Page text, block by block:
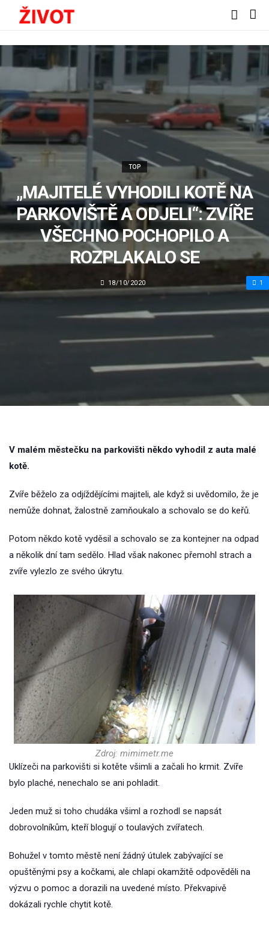
TOP
„MAJITELÉ VYHODILI KOTĚ NA
PARKOVIŠTĚ A ODJELI“: ZVÍŘE
VŠECHNO POCHOPILO A
ROZPLAKALO SE
18/10/2020 1
V malém městečku na parkovišti někdo vyhodil z auta malé
kotě.
Zvíře běželo za odjíždějícími majiteli, ale když si uvědomilo, že je
nemůže dohnat, žalostně zamňoukalo a schovalo se do keřů.
Potom někdo kotě vyděsil a schovalo se za kontejner na odpad
a několik dní tam sedělo. Hlad však nakonec přemohl strach a
zvíře vylezlo ze svého úkrytu.
Zdroj: mimimetr.me
Uklízeči na parkovišti si kotěte všimli a začali ho krmit. Zvíře
bylo plaché, nenechalo se ani pohladit.
Jeden muž si toho chudáka všiml a rozhodl se napsát
dobrovolníkům, kteří blogují o toulavých zvířatech.
Bohužel v tomto městě není žádný útulek zabývající se
opuštěnými psy a kočkami, ale chlapi okamžitě odpověděli na
výzvu o pomoc a dorazili na uvedené místo. Překvapivě
dokázali rychle chytit kotě.